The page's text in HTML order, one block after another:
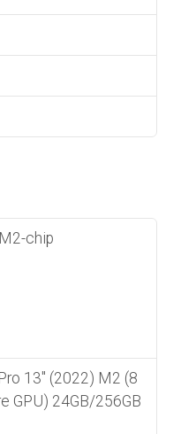
chip
13" (2022) M2 (8
GPU) 24GB/256GB